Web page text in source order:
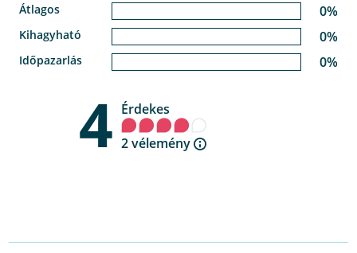
Átlagos 0%
Kihagyható 0%
Időpazarlás 0%
4 Érdekes
2 vélemény